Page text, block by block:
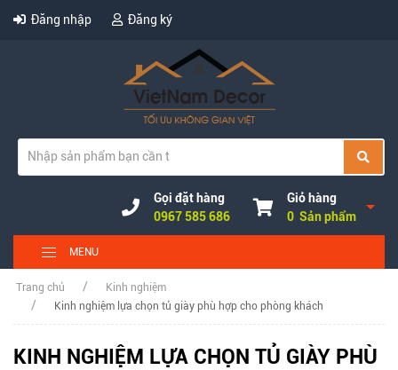
Đăng nhập Đăng ký
Giỏ hàng
0 Sản phẩm
Gọi đặt hàng
0967 585 686
MENU
Trang chủ
Kinh nghiệm
Kinh nghiệm lựa chọn tủ giày phù hợp cho phòng khách
KINH NGHIỆM LỰA CHỌN TỦ GIÀY PHÙ